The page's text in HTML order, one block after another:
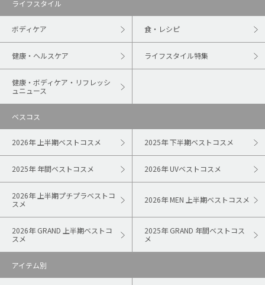
ライフスタイル
ボディケア 食・レシピ
健康・ヘルスケア ライフスタイル特集
健康・ボディケア・リフレッシ
ュニュース
ベスコス
2026年 上半期ベストコスメ 2025年 下半期ベストコスメ
2025年 年間ベストコスメ 2026年 UVベストコスメ
2026年 上半期プチプラベストコ
スメ
2026年 MEN 上半期ベストコスメ
2026年 GRAND 上半期ベストコ
スメ
2025年 GRAND 年間ベストコス
メ
アイテム別